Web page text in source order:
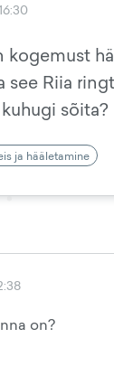
kogemust
see Riia
ja hääletamine
on?